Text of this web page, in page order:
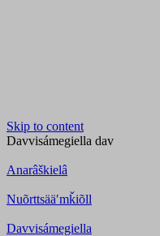
Skip to content
Davvisámegiella dav
Anarâškielâ
Nuõrttsääʹmǩiõll
Davvisámegiella